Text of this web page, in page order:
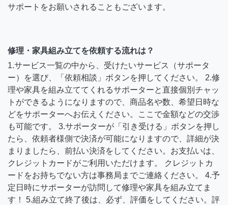
サポートをお願いされることもございます。
修理・家具組み立てを依頼する流れは？
1.サービス一覧の中から、受けたいサービス（サポータ
ー）を選び、「依頼相談」ボタンを押してください。 2.修
理や家具を組み立ててくれるサポーターと直接個別チャッ
トができるようになりますので、商品名や数、希望日時な
どをサポーターへお伝えください。ここで金額などの交渉
も可能です。 3.サポーターが「引き受ける」ボタンを押し
たら、依頼者様側で決済が可能になりますので、詳細が決
まりましたら、前払い決済をしてください。お支払いは、
クレジットカードがご利用いただけます。 クレジットカ
ードをお持ちでない方は事務局までご連絡ください。 4.予
定日時にサポーターが訪問して修理や家具を組み立てま
す！ 5.組み立て終了後は、必ず、評価をしてください。評